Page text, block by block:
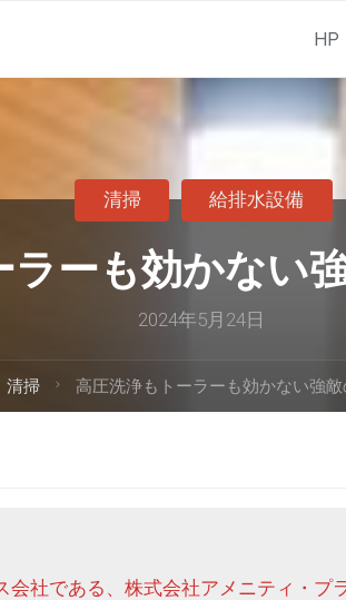
HP
ーも効かない
2024年5月24日
清掃 給排水設備
清掃 高圧洗浄もトーラーも効かない強敵
社である、株式会社アメニティ・プ